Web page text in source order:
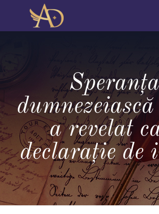
Speranța
a revelat
declarație de